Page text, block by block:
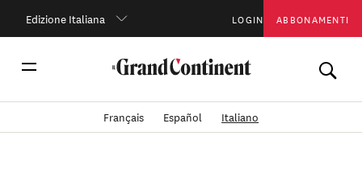
Edizione Italiana LOGIN ABBONAMENTI
Français Español Italiano